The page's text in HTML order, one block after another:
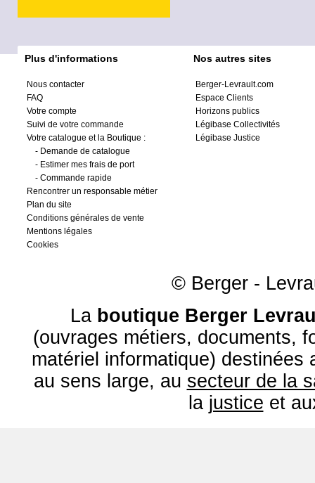
Plus d'informations
Nous contacter
FAQ
Votre compte
Suivi de votre commande
Votre catalogue et la Boutique :
- Demande de catalogue
- Estimer mes frais de port
- Commande rapide
Rencontrer un responsable métier
Plan du site
Conditions générales de vente
Mentions légales
Cookies
Nos autres sites
Berger-Levrault.com
Espace Clients
Horizons publics
Légibase Collectivités
Légibase Justice
© Berger -
La boutique Berger
(ouvrages métiers, documents,
matériel informatique) destinées
au sens large, au secteur de la
la justice et